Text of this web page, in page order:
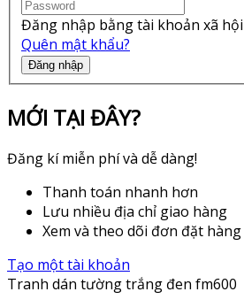
Đăng nhập bằng tài khoản xã
Quên mật khẩu?
Đăng nhập
MỚI TẠI ĐÂY?
Đăng kí miễn phí và dễ dàng!
Thanh toán nhanh hơn
Lưu nhiều địa chỉ giao hàng
Xem và theo dõi đơn đặt
Tạo một tài khoản
Tranh dán tường trắng đen fm600